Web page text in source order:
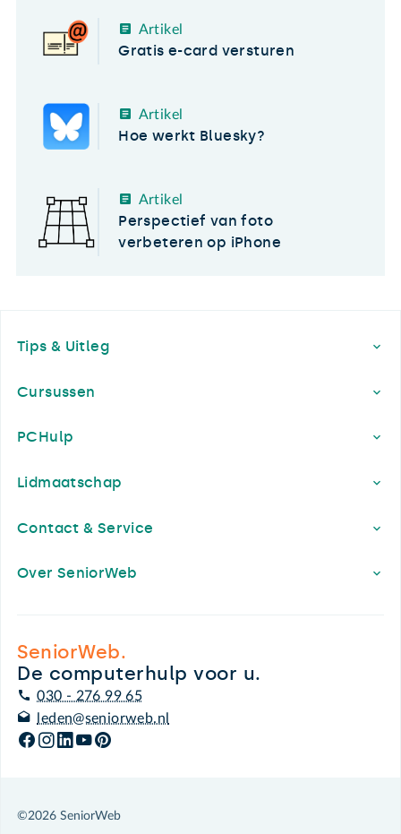
Artikel
Gratis e-card versturen
Artikel
Hoe werkt Bluesky?
Artikel
Perspectief van foto
verbeteren op iPhone
Tips & Uitleg
Cursussen
PCHulp
Lidmaatschap
Contact & Service
Over SeniorWeb
SeniorWeb.
De computerhulp voor u.
030 - 276 99 65
leden@seniorweb.nl
©2026 SeniorWeb